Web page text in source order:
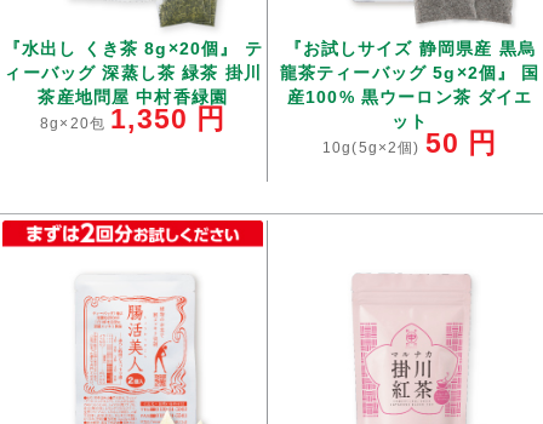
『水出し くき茶 8g×20個』 テ
ィーバッグ 深蒸し茶 緑茶 掛川
茶産地問屋 中村香緑園
8g×20包 1,350 円
『お試しサイズ 静岡県産 黒烏
龍茶ティーバッグ 5g×2個』 国
産100% 黒ウーロン茶 ダイエ
ット
10g(5g×2個) 50 円